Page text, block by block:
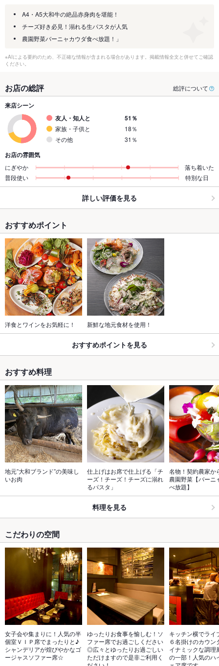
A4・A5大和牛の絶品赤身肉を堪能！
チーズ好き必見！溺れる生パスタが人気
農園野菜バーニャカウダ食べ放題！」
※AIによる要約のため、不正確な情報が含まれる場合があります。掲載情報全文と併せてご確認
ください。
お店の総評 総評について
来店シーン
友人・知人と
51％
家族・子供と
18％
その他
31％
お店の雰囲気
にぎやか
落ち着いた
普段使い
特別な日
詳しい評価を見る
おすすめポイント
洋食とワインをお気軽に！ 新鮮な地元食材を使用！
おすすめポイントを見る
おすすめ料理
地元”大和ブランド”の美味し
いお肉
仕上げはお席で仕上げる「チ
ーズ！チーズ！チーズに溺れ
るパスタ」
名物！契約農家か
農園野菜【バーニ
べ放題】
料理を見る
こだわりの空間
女子会や集まりに！人気の半
個室ＶＩＰ席でまったりと♪
シャンデリアが煌びやかなゴ
ージャスソファー席☆
ゆったりお食事を愉しむ！ソ
ファー席でお過ごしください
◎広々とゆったりお過ごしい
ただけますので是非ご利用く
キッチン横でラ
６名掛けのカウン
イナミックな調理
の一部！人気のハ